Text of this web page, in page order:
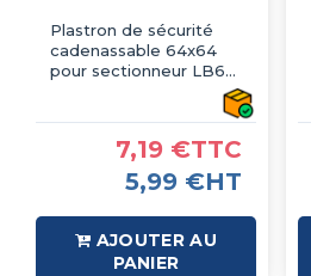
Plastron de sécurité
cadenassable 64x64
pour sectionneur LB69
7,19 €TTC
5,99 €HT
AJOUTER AU
PANIER